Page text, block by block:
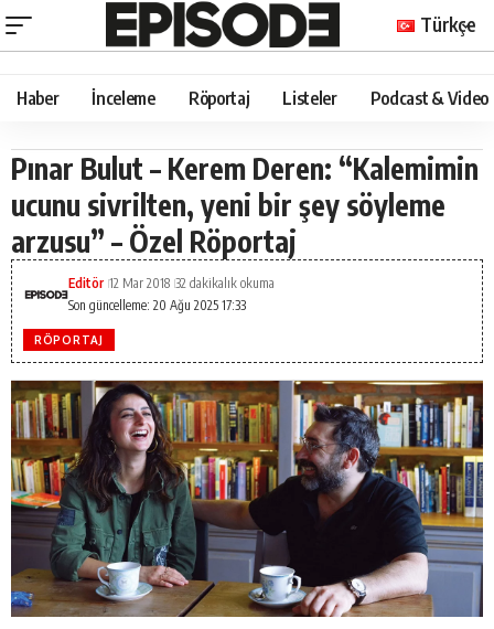
Türkçe
Haber İnceleme Röportaj Listeler Podcast & Video
Pınar Bulut – Kerem Deren: “Kalemimin
ucunu sivrilten, yeni bir şey söyleme
arzusu” – Özel Röportaj
Son güncelleme: 20 Ağu 2025 17:33
Editör 12 Mar 2018 32 dakikalık okuma
RÖPORTAJ